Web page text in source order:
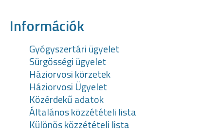
Információk
Gyógyszertári ügyelet
Sürgősségi ügyelet
Háziorvosi körzetek
Háziorvosi Ügyelet
Közérdekű adatok
Általános közzétételi lista
Különös közzétételi lista